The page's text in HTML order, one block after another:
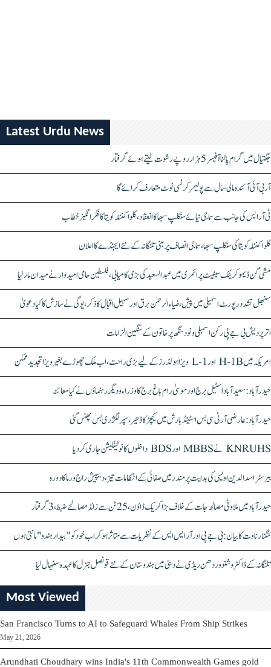
Latest Urdu News
جگتیال میں گرام پالنا آفیسر 5 ہزار روپے رشوت لیتے ہوئے گرفتار
آر بی آئی آئندہ مالی سال سے پولیمر کرنسی نوٹ متعارف کرائے گا
ٹی آر ایس کی جانب سے سماجی نیائے سنکلپ سبھا کا انعقاد، کلواکنٹلہ کویتا کا فکر انگیز خطاب
کلواکنٹلہ کویتا کی سنکلپ سبھا، سماجی انصاف پر مبنی تلنگانہ کے نئے ایجنڈے کا اعلان
مشی گن ڈیموکریٹک سینیٹ پرائمری میں عبدالسعید کی بڑی کامیابی، فلسطین حامی امیدوار نے میدان مار لیا
سنبھل تشدد رپورٹ اسمبلی میں پیش، ضیاء الرحمٰن برق اور سہیل اقبال کا ذکر، یوگی نے سازش کا کیا دعویٰ
اتر پردیش بی جے پی رکن اسمبلی ونود سنگھ پر خاتون کے سنگین الزامات
امریکہ میں H-1B اور L-1 ویزا ہولڈرز کے لیے بڑی راحت، اب ملک چھوڑے بغیر ویزا تجدید ممکن
حیدرآباد: سعیدآباد اسٹیل برج اور موسیٰ رام باغ برج کا وزراء و دیگر رہنماؤں نے کیا معائنہ
حیدرآباد: عارضی آر ٹی سی بس اسٹینڈ بارش میں کیچڑ کا ڈھیر، سپر لگژری بس پھنس گئی
KNRUHS نے MBBS اور BDS داخلوں کا نوٹیفکیشن جاری کر دیا
بیرسٹر اسدالدین اویسی کی ہدایت پر مندر میں صفائی کے انتظامات تیز، دیپیش راج ورما کا دورہ
حیدرآباد میں ملاوٹی مصالحہ جات کے خلاف بڑا کریک ڈاؤن، 25 ٹن سے زائد مصالحے ضبط، 3 گرفتار
کنگنا رناوت کا بیان: بی جے پی اور آر ایس ایس کے نظریات سے متاثر ہو کر اب خود کو "بیدار ہندو" مانتی ہوں
تلنگانہ کے ڈاکٹر وشنو وردھن ریڈی نے دبئی میں ہندوستان کے نئے قونصل جنرل کا عہدہ سنبھال لیا
Most Viewed
San Francisco Turns to AI to Safeguard Whales From Ship Strikes
May 21, 2026
Arundhati Choudhary wins India's 11th Commonwealth Games gold